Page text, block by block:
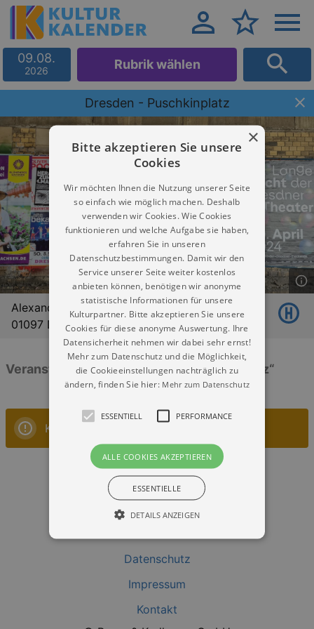
09.08.
2026 Rubrik wählen
Dresden - Puschkinplatz
Alexander-Puschkin-Platz
01097 Dresden
Veranstaltungen: „Dresden - Puschkinplatz“
Keine Veranstaltungen
Datenschutz
Impressum
Kontakt
×
Bitte akzeptieren Sie unsere
Cookies
Wir möchten Ihnen die Nutzung unserer Seite
so einfach wie möglich machen. Deshalb
verwenden wir Cookies. Wie Cookies
funktionieren und welche Aufgabe sie haben,
erfahren Sie in unseren
Datenschutzbestimmungen. Damit wir den
Service unserer Seite weiter kostenlos
anbieten können, benötigen wir anonyme
statistische Informationen für unsere
Kulturpartner. Bitte akzeptieren Sie unsere
Cookies für diese anonyme Auswertung. Ihre
Datensicherheit nehmen wir dabei sehr ernst!
Mehr zum Datenschutz und die Möglichkeit,
die Cookieeinstellungen nachträglich zu
ändern, finden Sie hier: Mehr zum Datenschutz
ESSENTIELL PERFORMANCE
ALLE COOKIES AKZEPTIEREN
ESSENTIELLE
DETAILS ANZEIGEN
Essentielle Cookies werden für die
grundlegenden Funktionen unserer Webseite
gebraucht. Zum Beispiel für das Login in Ihren